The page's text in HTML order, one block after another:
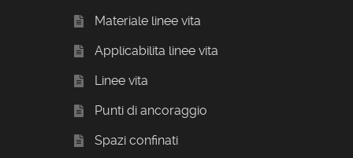
Materiale linee vita
Applicabilita linee vita
Linee vita
Punti di ancoraggio
Spazi confinati